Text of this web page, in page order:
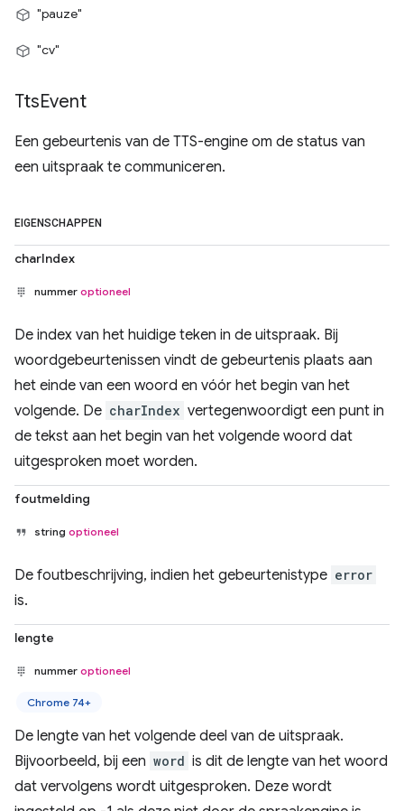
"pauze"
"cv"
TtsEvent
Een gebeurtenis van de TTS-engine om de status van
een uitspraak te communiceren.
EIGENSCHAPPEN
charIndex
nummer optioneel
De index van het huidige teken in de uitspraak. Bij
woordgebeurtenissen vindt de gebeurtenis plaats aan
het einde van een woord en vóór het begin van het
volgende. De charIndex vertegenwoordigt een punt in
de tekst aan het begin van het volgende woord dat
uitgesproken moet worden.
foutmelding
string optioneel
De foutbeschrijving, indien het gebeurtenistype error
is.
lengte
nummer optioneel
Chrome 74+
De lengte van het volgende deel van de uitspraak.
Bijvoorbeeld, bij een word is dit de lengte van het woord
dat vervolgens wordt uitgesproken. Deze wordt